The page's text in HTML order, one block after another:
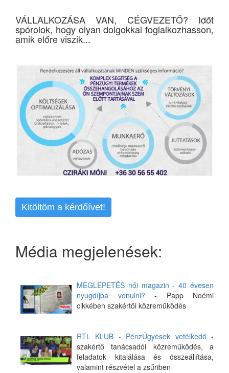
VÁLLALKOZÁSA VAN, CÉGVEZETŐ? Időt
spórolok, hogy olyan dolgokkal foglalkozhasson,
amik előre viszik...
Kitöltöm a kérdőívet!
Média megjelenések:
MEGLEPETÉS női magazin - 40 évesen
nyugdíjba vonulni? - Papp Noémi
cikkében szakértői közreműködés
RTL KLUB - PénzÜgyesek vetélkedő -
szakértő tanácsadói közreműködés, a
feladatok kitalálása és összeállítása,
valamint részvétel a zsűriben